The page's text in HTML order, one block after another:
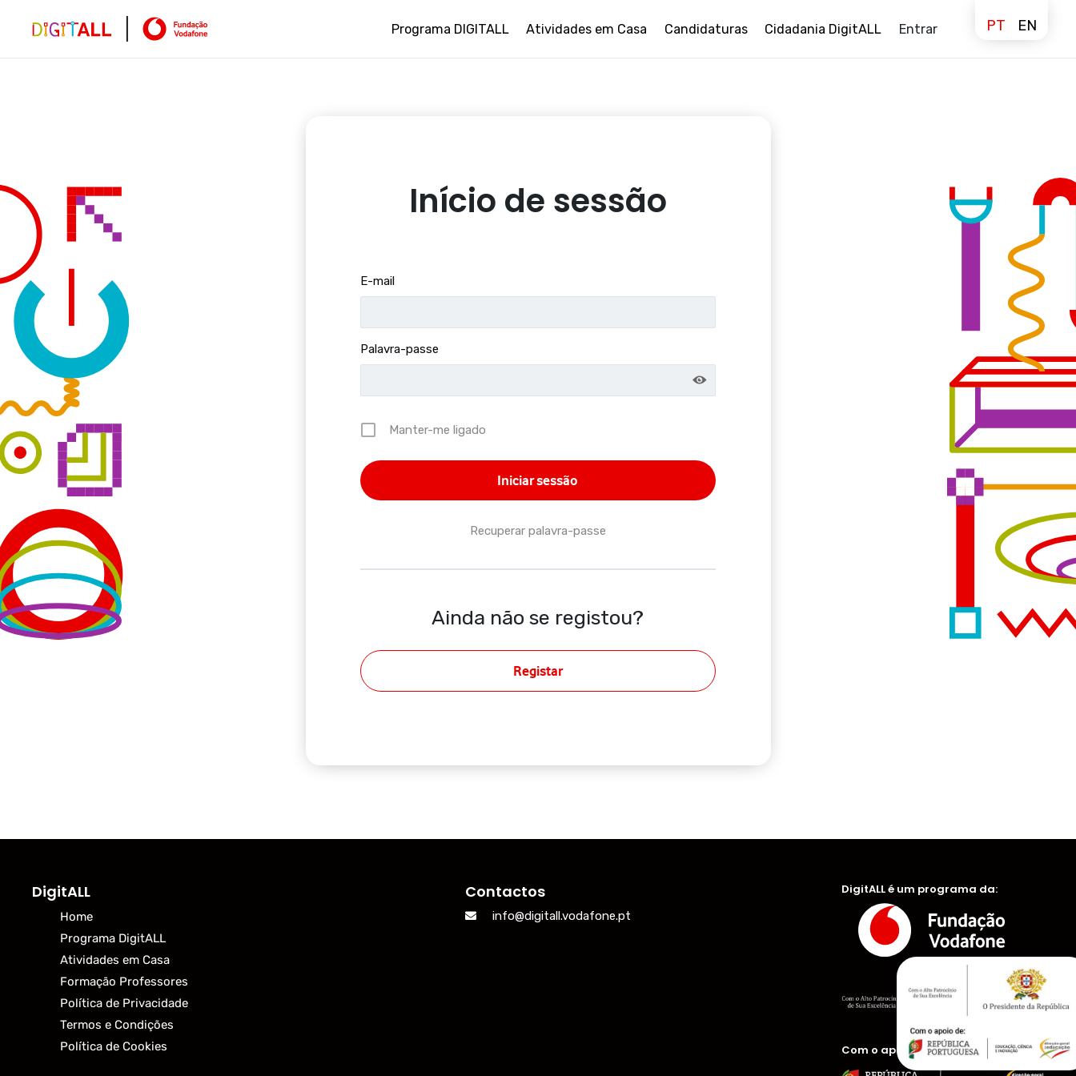
Programa DIGITALL Atividades em Casa Candidaturas Cidadania DigitALL Entrar PT EN
Início de sessão
E-mail
Palavra-passe
Manter-me ligado
Recuperar palavra-passe
Ainda não se registou?
Registar
DigitALL
Home
Programa DigitALL
Atividades em Casa
Formação Professores
Política de Privacidade
Termos e Condições
Política de Cookies
Contactos
info@digitall.vodafone.pt
DigitALL é um programa da:
Com o apoio de: